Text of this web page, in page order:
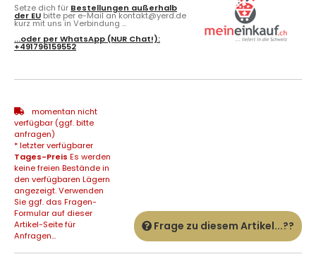
Setze dich für Bestellungen außerhalb
der EU bitte per e-Mail an kontakt@yerd.de
kurz mit uns in Verbindung ...
...oder perWhatsApp (NUR Chat!):
+491796159552
momentan nicht
verfügbar (ggf. bitte
anfragen)
* letzter verfügbarer
Tages-Preis Es werden
keine freien Bestände in
den verfügbaren Lägern
angezeigt. Verwenden
Sie ggf. das Fragen-
Formular auf dieser
Artikel-Seite für
Anfragen...
Frage zu diesem Artikel...??